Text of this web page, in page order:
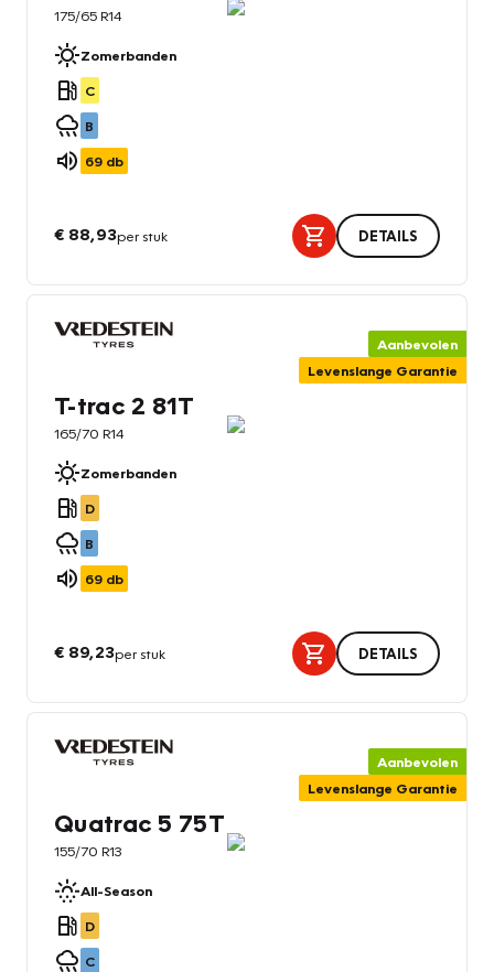
175/65 R14
Zomerbanden
C
B
69 db
€ 88,93per stuk DETAILS
Aanbevolen
Levenslange Garantie
T-trac 2 81T
165/70 R14
Zomerbanden
D
B
69 db
€ 89,23per stuk DETAILS
Aanbevolen
Levenslange Garantie
Quatrac 5 75T
155/70 R13
All-Season
D
C